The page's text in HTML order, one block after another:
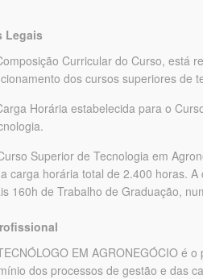
Legais
Curricular do Curso, está
dos cursos superiores de
Horária estabelecida para o
Superior de Tecnologia em
carga horária total de 2.400 horas.
160h de Trabalho de Graduação,
EM AGRONEGÓCIO é
dos processos de gestão e das